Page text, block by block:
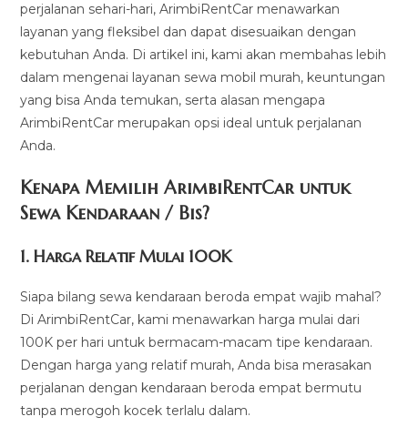
perjalanan sehari-hari, ArimbiRentCar menawarkan
layanan yang fleksibel dan dapat disesuaikan dengan
kebutuhan Anda. Di artikel ini, kami akan membahas lebih
dalam mengenai layanan sewa mobil murah, keuntungan
yang bisa Anda temukan, serta alasan mengapa
ArimbiRentCar merupakan opsi ideal untuk perjalanan
Anda.
Kenapa Memilih ArimbiRentCar untuk
Sewa Kendaraan / Bis?
1.Harga Relatif Mulai 100K
Siapa bilang sewa kendaraan beroda empat wajib mahal?
Di ArimbiRentCar, kami menawarkan harga mulai dari
100K per hari untuk bermacam-macam tipe kendaraan.
Dengan harga yang relatif murah, Anda bisa merasakan
perjalanan dengan kendaraan beroda empat bermutu
tanpa merogoh kocek terlalu dalam.